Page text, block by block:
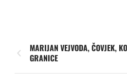
MARIJAN VEJVODA, ČOVJEK,
GRANICE